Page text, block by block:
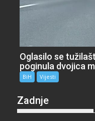
Oglasilo se
poginula dvojica
BiH Vijesti
Zadnje